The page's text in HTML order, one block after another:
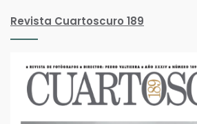
Revista Cuartoscuro 189